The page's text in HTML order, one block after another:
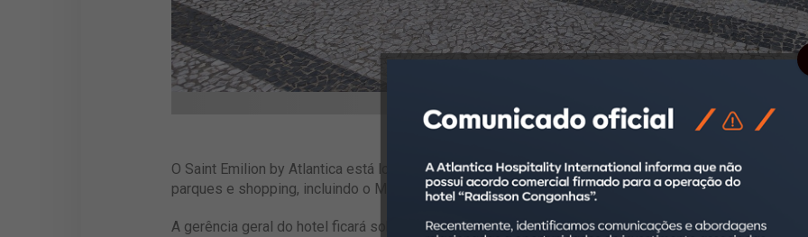
O Saint Emilion by Atlantica está localizado no centro da cidade de Curitiba, no estado do Paraná,
parques e shopping, incluindo o Museu Oscar Niemeyer e o Jardim Botânico, que ficam a apenas 4
A gerência geral do hotel ficará sob a responsabilidade da executiva Vivian Lopes, que possui mais